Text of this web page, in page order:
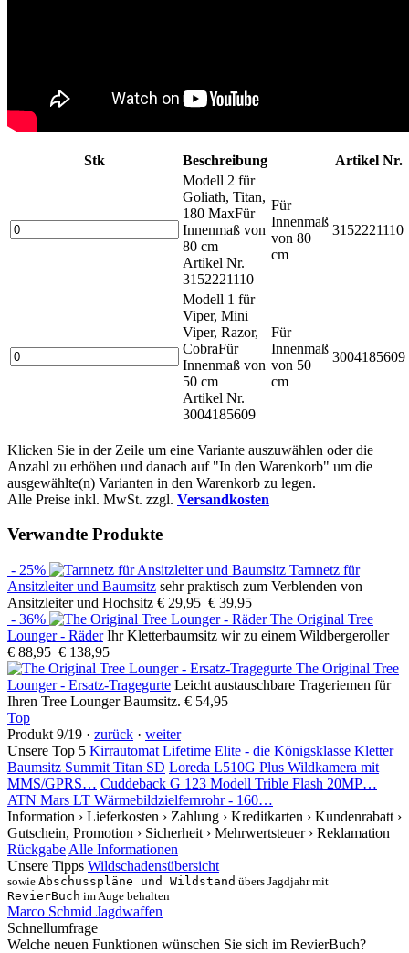
Stk Beschreibung
Artikel Nr.
Modell 2 für
Goliath, Titan,
180 MaxFür
Innenmaß von
80 cm
Artikel Nr.
3152221110
Für
Innenmaß
von 80
cm
3152221110
Modell 1 für
Viper, Mini
Viper, Razor,
CobraFür
Innenmaß von
50 cm
Artikel Nr.
3004185609
Für
Innenmaß
von 50
cm
3004185609
Klicken Sie in der Zeile um eine Variante auszuwählen oder die
Anzahl zu erhöhen und danach auf "In den Warenkorb" um die
ausgewählte(n) Varianten in den Warenkorb zu legen.
Alle Preise inkl. MwSt. zzgl. Versandkosten
Verwandte Produkte
- 25%
Tarnnetz für
Ansitzleiter und Baumsitz sehr praktisch zum Verblenden von
Ansitzleiter und Hochsitz € 29,95 € 39,95
- 36%
The Original Tree
Lounger - Räder Ihr Kletterbaumsitz wir zu einem Wildbergeroller
€ 88,95 € 138,95
The Original Tree
Lounger - Ersatz-Tragegurte Leicht austauschbare Trageriemen für
Ihren Tree Lounger Baumsitz. € 54,95
Top
Produkt 9/19 · zurück · weiter
Unsere Top 5 Kirrautomat Lifetime Elite - die Königsklasse Kletter
Baumsitz Summit Titan SD Loreda L510G Plus Wildkamera mit
MMS/GPRS… Cuddeback G 123 Modell Trible Flash 20MP…
ATN Mars LT Wärmebildzielfernrohr - 160…
Information › Lieferkosten › Zahlung › Kreditkarten › Kundenrabatt ›
Gutschein, Promotion › Sicherheit › Mehrwertsteuer › Reklamation
Rückgabe Alle Informationen
Unsere Tipps Wildschadensübersicht
sowie Abschusspläne und Wildstand übers Jagdjahr mit
RevierBuch im Auge behalten
Marco Schmid Jagdwaffen
Schnellumfrage
Welche neuen Funktionen wünschen Sie sich im RevierBuch?